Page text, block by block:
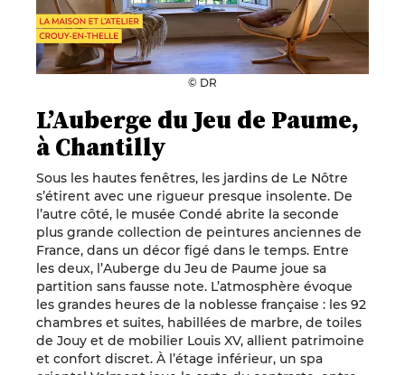
© DR
L’Auberge du Jeu de Paume,
à Chantilly
Sous les hautes fenêtres, les jardins de Le Nôtre
s’étirent avec une rigueur presque insolente. De
l’autre côté, le musée Condé abrite la seconde
plus grande collection de peintures anciennes de
France, dans un décor figé dans le temps. Entre
les deux, l’Auberge du Jeu de Paume joue sa
partition sans fausse note. L’atmosphère évoque
les grandes heures de la noblesse française : les 92
chambres et suites, habillées de marbre, de toiles
de Jouy et de mobilier Louis XV, allient patrimoine
et confort discret. À l’étage inférieur, un spa